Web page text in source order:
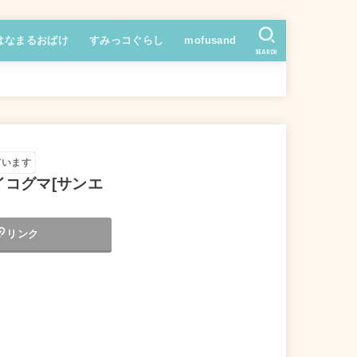
なまるおばけ すみっコぐらし mofusand
SEARCH
ます
コグマ[サンエ
リンク